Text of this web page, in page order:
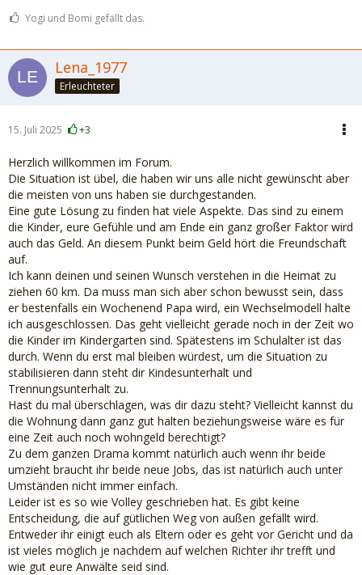
Yogi und Bomi gefällt das.
Lena_1977
Erleuchteter
15. Juli 2025 +3
Herzlich willkommen im Forum.
Die Situation ist übel, die haben wir uns alle nicht gewünscht aber
die meisten von uns haben sie durchgestanden.
Eine gute Lösung zu finden hat viele Aspekte. Das sind zu einem
die Kinder, eure Gefühle und am Ende ein ganz großer Faktor wird
auch das Geld. An diesem Punkt beim Geld hört die Freundschaft
auf.
Ich kann deinen und seinen Wunsch verstehen in die Heimat zu
ziehen 60 km. Da muss man sich aber schon bewusst sein, dass
er bestenfalls ein Wochenend Papa wird, ein Wechselmodell halte
ich ausgeschlossen. Das geht vielleicht gerade noch in der Zeit wo
die Kinder im Kindergarten sind. Spätestens im Schulalter ist das
durch. Wenn du erst mal bleiben würdest, um die Situation zu
stabilisieren dann steht dir Kindesunterhalt und
Trennungsunterhalt zu.
Hast du mal überschlagen, was dir dazu steht? Vielleicht kannst du
die Wohnung dann ganz gut halten beziehungsweise wäre es für
eine Zeit auch noch wohngeld berechtigt?
Zu dem ganzen Drama kommt natürlich auch wenn ihr beide
umzieht braucht ihr beide neue Jobs, das ist natürlich auch unter
Umständen nicht immer einfach.
Leider ist es so wie Volley geschrieben hat. Es gibt keine
Entscheidung, die auf gütlichen Weg von außen gefällt wird.
Entweder ihr einigt euch als Eltern oder es geht vor Gericht und da
ist vieles möglich je nachdem auf welchen Richter ihr trefft und
wie gut eure Anwälte seid sind.